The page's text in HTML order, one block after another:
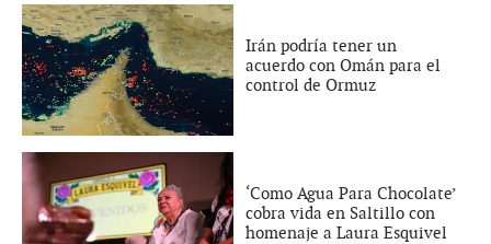
Irán podría tener un
acuerdo con Omán para el
control de Ormuz
‘Como Agua Para Chocolate’
cobra vida en Saltillo con
homenaje a Laura Esquivel